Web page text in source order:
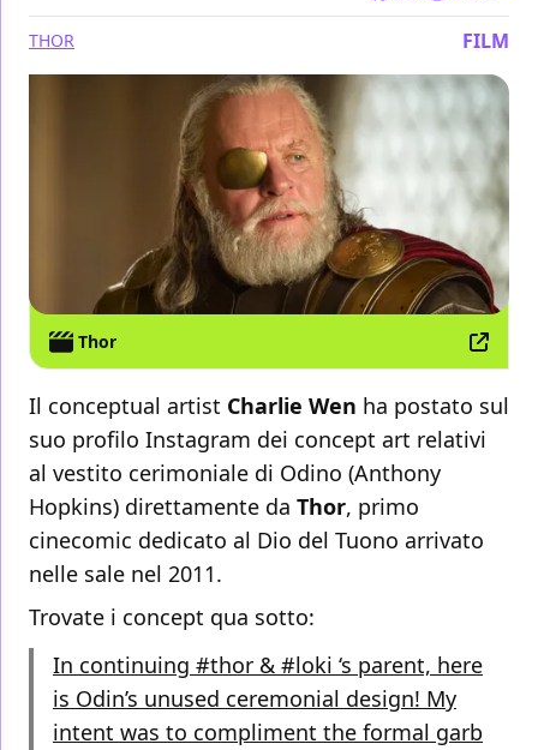
THOR FILM
Thor
Il conceptual artist Charlie Wen ha postato sul
suo profilo Instagram dei concept art relativi
al vestito cerimoniale di Odino (Anthony
Hopkins) direttamente da Thor, primo
cinecomic dedicato al Dio del Tuono arrivato
nelle sale nel 2011.
Trovate i concept qua sotto:
In continuing #thor & #loki ‘s parent, here
is Odin’s unused ceremonial design! My
intent was to compliment the formal garb